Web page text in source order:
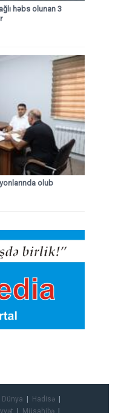
həbs olunan 3
olub
Dünya
Hadisə
Müsahibə